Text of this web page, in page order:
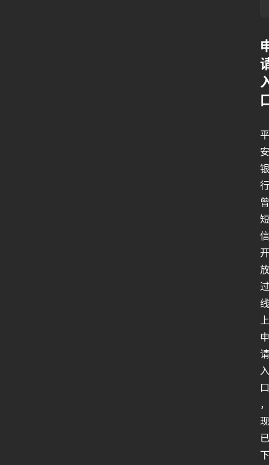
平
安
银
行
曾
短
信
开
放
过
线
上
申
请
入
口
，
现
已
下